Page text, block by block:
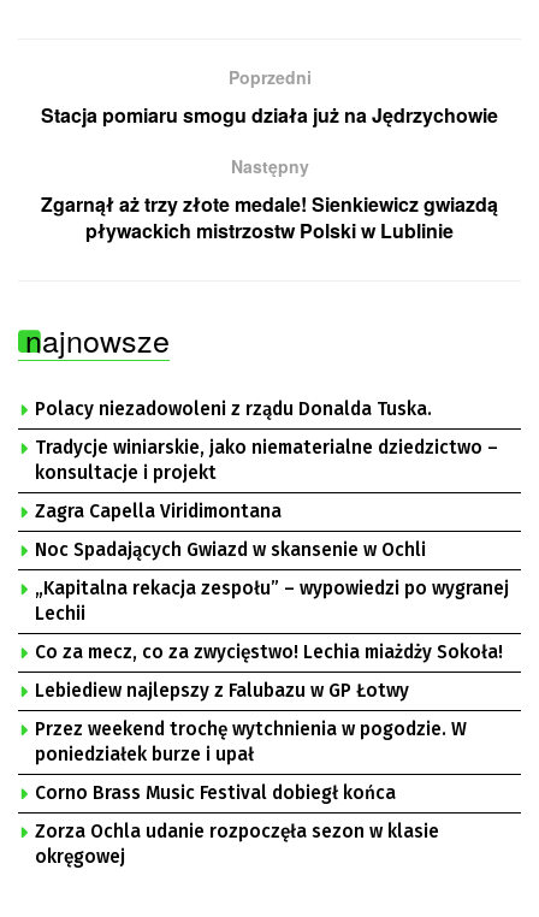
Poprzedni
Stacja pomiaru smogu działa już na Jędrzychowie
Następny
Zgarnął aż trzy złote medale! Sienkiewicz gwiazdą
pływackich mistrzostw Polski w Lublinie
najnowsze
Polacy niezadowoleni z rządu Donalda Tuska.
Tradycje winiarskie, jako niematerialne dziedzictwo –
konsultacje i projekt
Zagra Capella Viridimontana
Noc Spadających Gwiazd w skansenie w Ochli
„Kapitalna rekacja zespołu” – wypowiedzi po wygranej
Lechii
Co za mecz, co za zwycięstwo! Lechia miażdży Sokoła!
Lebiediew najlepszy z Falubazu w GP Łotwy
Przez weekend trochę wytchnienia w pogodzie. W
poniedziałek burze i upał
Corno Brass Music Festival dobiegł końca
Zorza Ochla udanie rozpoczęła sezon w klasie
okręgowej